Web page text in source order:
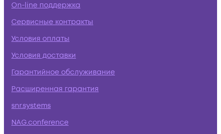
On-line поддержка
Сервисные контракты
Условия оплаты
Условия доставки
Гарантийное обслуживание
Расширенная гарантия
snr.systems
NAG.conference